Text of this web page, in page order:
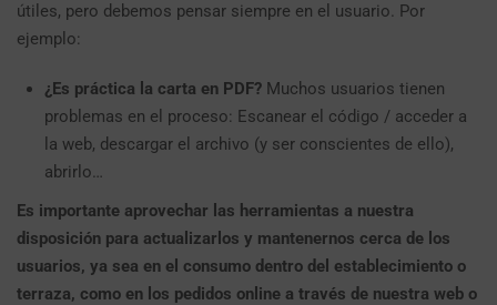
útiles, pero debemos pensar siempre en el usuario. Por
ejemplo:
¿Es práctica la carta en PDF? Muchos usuarios tienen
problemas en el proceso: Escanear el código / acceder a
la web, descargar el archivo (y ser conscientes de ello),
abrirlo…
Es importante aprovechar las herramientas a nuestra
disposición para actualizarlos y mantenernos cerca de los
usuarios, ya sea en el consumo dentro del establecimiento o
terraza, como en los pedidos online a través de nuestra web o